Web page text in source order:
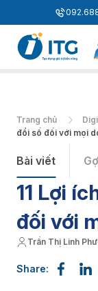
Trang chủ
đổi số đối với mọi
Bài viết
11 Lợi
đối với
Trần Thị Linh
Share: